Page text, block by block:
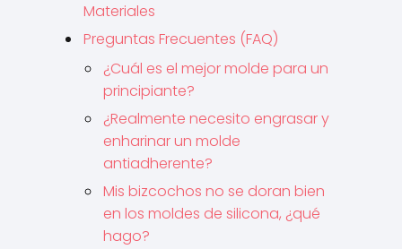
Materiales
Preguntas Frecuentes (FAQ)
¿Cuál es el mejor molde para un
principiante?
¿Realmente necesito engrasar y
enharinar un molde
antiadherente?
Mis bizcochos no se doran bien
en los moldes de silicona, ¿qué
hago?